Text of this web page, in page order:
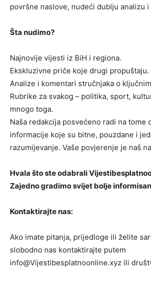
površne naslove, nudeći dublju analizu i
Šta nudimo?
Najnovije vijesti iz BiH i regiona.
Ekskluzivne priče koje drugi propuštaju.
Analize i komentari stručnjaka o
Rubrike za svakog – politika, sport,
mnogo toga.
Naša redakcija posvećeno radi na tome
informacije koje su bitne, pouzdane i
razumijevanje. Vaše povjerenje je naš
Hvala što ste odabrali
Zajedno gradimo svijet bolje
Kontaktirajte nas:
Ako imate pitanja, prijedloge ili želite
slobodno nas kontaktirajte putem
info@Vijestibesplatnoonline.xyz ili